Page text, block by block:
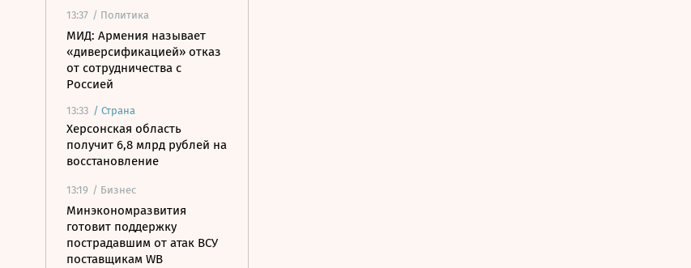
13:37 / Политика
МИД: Армения называет
«диверсификацией» отказ
от сотрудничества с
Россией
13:33 / Страна
Херсонская область
получит 6,8 млрд рублей на
восстановление
13:19 / Бизнес
Минэкономразвития
готовит поддержку
пострадавшим от атак ВСУ
поставщикам WB